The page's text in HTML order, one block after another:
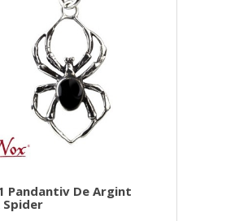
Pandantiv De Argint
Spider